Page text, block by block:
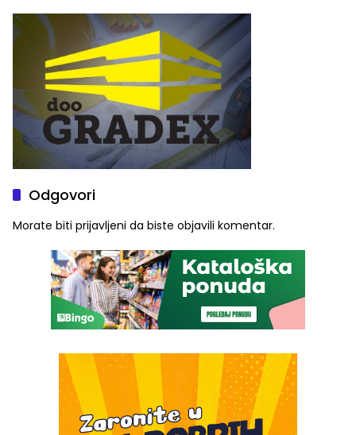
Odgovori
Morate biti prijavljeni da biste objavili komentar.